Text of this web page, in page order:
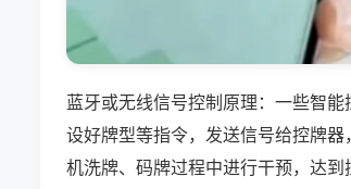
蓝牙或无线信号控制原理：一些智
设好牌型等指令，发送信号给控牌
机洗牌、码牌过程中进行干预，达到